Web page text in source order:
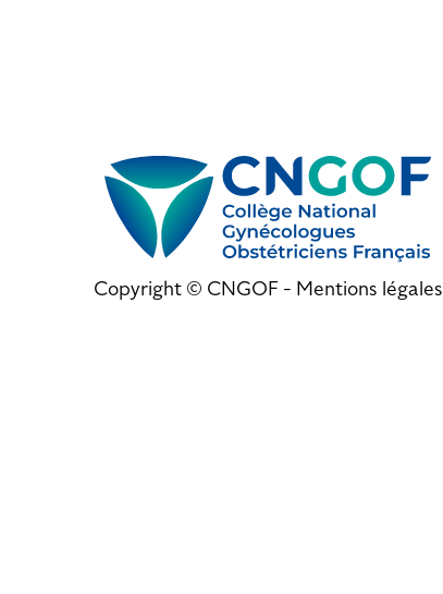
Copyright © CNGOF - Mentions légales